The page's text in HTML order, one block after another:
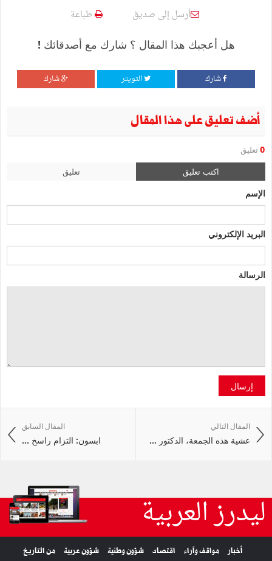
أرسل إلى صديق طباعة
هل أعجبك هذا المقال ؟ شارك مع أصدقائك !
شارك التويتر شارك
أضف تعليق على هذا المقال
0 تعليق
اكتب تعليق تعليق
الإسم
البريد الإلكتروني
الرسالة
إرسال
المقال السابق
ابسون: التزام راسخ ...
المقال التالي
عشية هذه الجمعة، الدكتور ...
ليدرز العربية
أخبار مواقف وآراء اقتصاد شؤون وطنية شؤون عربية من التاريخ